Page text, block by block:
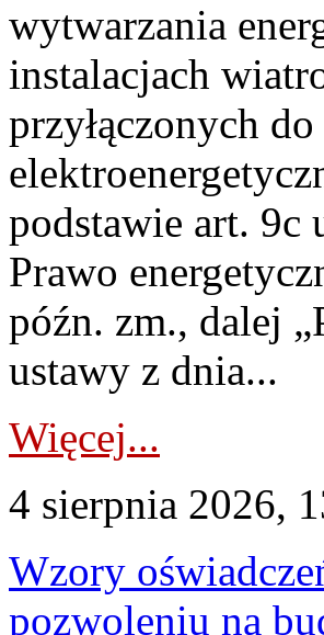
wytwarzania
instalacjach
przyłączonych
podstawie art. 9c
Prawo
późn. zm., dalej
ustawy z dnia...
Więcej...
4 sierpnia 2026,
Wzory
pozwoleniu na